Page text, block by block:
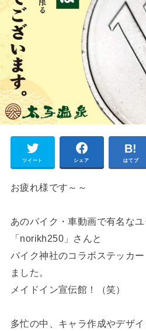
ツイート シェア はてブ
お疲れ様です～～
あのバイク・車動画で有名な
「norikh250」さんと
バイク神社のコラボステッカ
ました。
メイドイン宣伝館！（笑）
多忙の中、キャラ作成やデザ